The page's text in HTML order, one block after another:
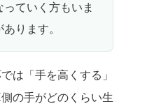
ていく方もいま
ります。
は「手を高くする」
の手がどのくらい生